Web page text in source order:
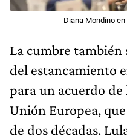
Diana Mondino
La cumbre también
del estancamiento
para un acuerdo
Unión Europea,
de dos décadas.